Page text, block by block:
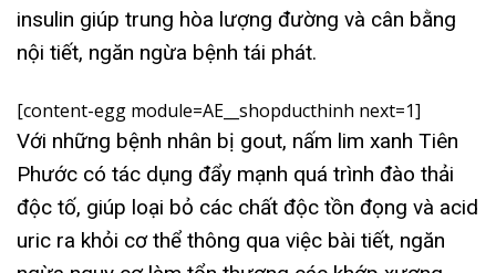
insulin giúp trung hòa lượng đường và cân bằng
nội tiết, ngăn ngừa bệnh tái phát.
[content-egg module=AE__shopducthinh next=1]
Với những bệnh nhân bị gout, nấm lim xanh Tiên
Phước có tác dụng đẩy mạnh quá trình đào thải
độc tố, giúp loại bỏ các chất độc tồn đọng và acid
uric ra khỏi cơ thể thông qua việc bài tiết, ngăn